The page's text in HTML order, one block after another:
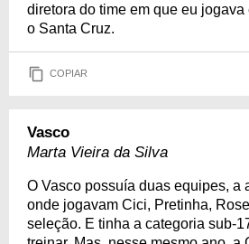
diretora do time em que eu
o Santa Cruz.
COPIAR
Vasco
Marta Vieira da Silva
O Vasco possuía duas equipes, a
onde jogavam Cici, Pretinha,
seleção. E tinha a categoria sub-